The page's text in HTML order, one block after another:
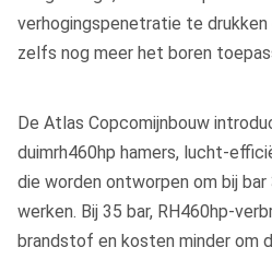
verhogingspenetratie te
zelfs nog meer het boren
De Atlas Copcomijnbouw
duimrh460hp hamers, lucht-
die worden ontworpen om bij
werken. Bij 35 bar, RH460hp-
brandstof en kosten minder om